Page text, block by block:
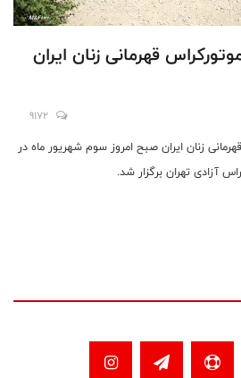
قهرمانی زنان ایران
9172
زنان ایران صبح امروز سوم شهریور ماه در
آزادی تهران برگزار شد.